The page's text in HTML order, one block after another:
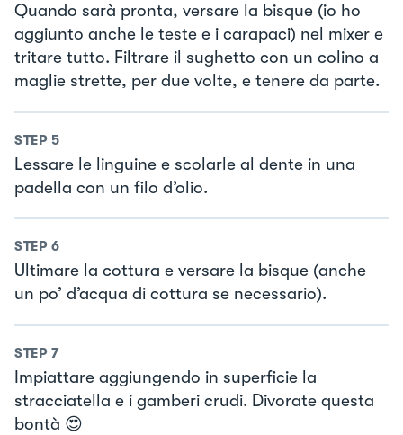
Quando sarà pronta, versare la bisque (io ho
aggiunto anche le teste e i carapaci) nel mixer e
tritare tutto. Filtrare il sughetto con un colino a
maglie strette, per due volte, e tenere da parte.
STEP 5
Lessare le linguine e scolarle al dente in una
padella con un filo d’olio.
STEP 6
Ultimare la cottura e versare la bisque (anche
un po’ d’acqua di cottura se necessario).
STEP 7
Impiattare aggiungendo in superficie la
stracciatella e i gamberi crudi. Divorate questa
bontà 😍